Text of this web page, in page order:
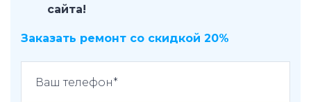
сайта!
Заказать ремонт со скидкой 20%